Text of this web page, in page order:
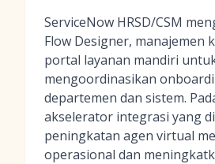
ServiceNow HRSD/CSM
Flow Designer, manajemen
portal layanan mandiri
mengoordinasikan
departemen dan sistem.
akselerator integrasi yang
peningkatan agen virtual
operasional dan